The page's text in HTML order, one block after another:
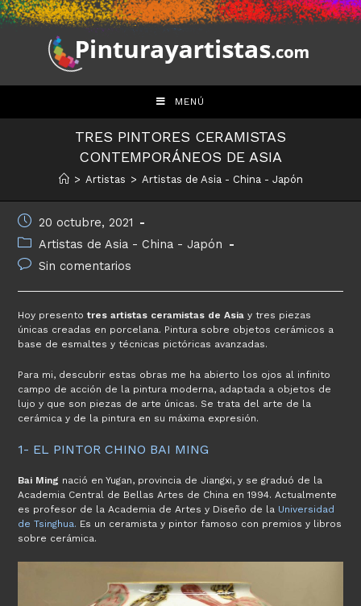
Saltar
al
contenido
MENÚ
TRES PINTORES CERAMISTAS
CONTEMPORÁNEOS DE ASIA
> Artistas > Artistas de Asia - China - Japón
Publicación
de
entrada:
20 octubre, 2021
Categoría
de
entrada:
Artistas de Asia - China - Japón
Comentarios
entrada:
Sin comentarios
Hoy presentotres artistas ceramistas de Asia y tres piezas
únicas creadas en porcelana. Pintura sobre objetos cerámicos a
base de esmaltes y técnicas pictóricas avanzadas.
Para mi, descubrir estas obras me ha abierto los ojos al infinito
campo de acción de la pintura moderna, adaptada a objetos de
lujo y que son piezas de arte únicas. Se trata del arte de la
cerámica y de la pintura en su máxima expresión.
1- EL PINTOR CHINO BAI MING
Bai Ming nació en Yugan, provincia de Jiangxi, y se graduó de la
Academia Central de Bellas Artes de China en 1994. Actualmente
es profesor de la Academia de Artes y Diseño de la Universidad
de Tsinghua. Es un ceramista y pintor famoso con premios y libros
sobre cerámica.